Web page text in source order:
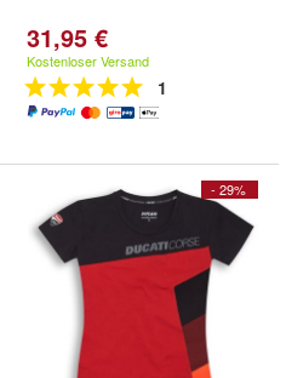
31,95 €
Kostenloser Versand
1
- 29%